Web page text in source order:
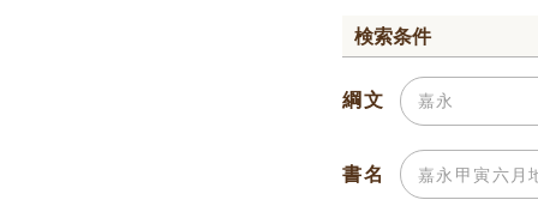
検索条件
綱文
書名